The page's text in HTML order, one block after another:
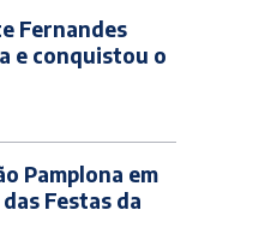
Fernandes
e conquistou o
Pamplona em
Festas da